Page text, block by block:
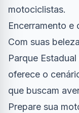
motociclistas.
Encerramento e
Com suas
Parque
oferece o
que buscam
Prepare sua